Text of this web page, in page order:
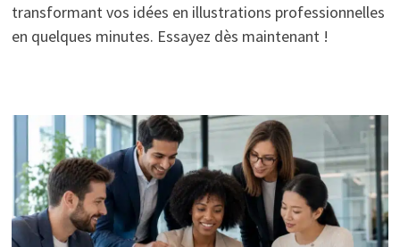
transformant vos idées en illustrations professionnelles
en quelques minutes. Essayez dès maintenant !